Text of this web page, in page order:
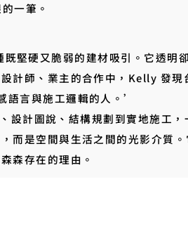
一筆。
堅硬又脆弱的建材吸引。它透明
計師、業主的合作中，Kelly 發
言與施工邏輯的人。’
設計圖說、結構規劃到實地施工
而是空間與生活之間的光影介質
森存在的理由。